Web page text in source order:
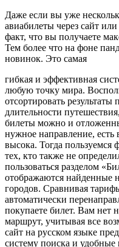
Даже если вы уже
авиабилеты через сайт
факт, что вы получаете
Тем более что на фоне
новинок. Это самая
гибкая и эффективная
любую точку мира.
отсортировать
длительности
билеты можно и
нужное направление,
высока. Тогда
тех, кто также не
пользоваться разделом
отображаются найденные
городов. Сравнивая
автоматически
покупаете билет. Вам нет
маршрут, учитывая все
сайт на русском языке
систему поиска и